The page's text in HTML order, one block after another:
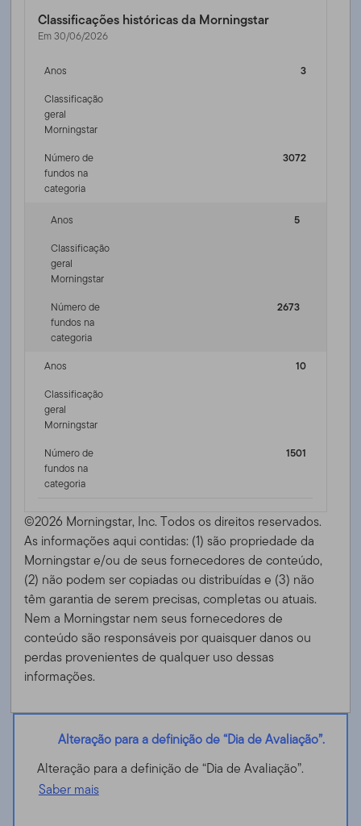
Classificações históricas da Morningstar
Em 30/06/2026
Anos
3
Classificação
geral
Morningstar
Número de
fundos na
categoria
3072
Anos
5
Classificação
geral
Morningstar
Número de
fundos na
categoria
2673
Anos
10
Classificação
geral
Morningstar
Número de
fundos na
categoria
1501
©2026 Morningstar, Inc. Todos os direitos reservados.
As informações aqui contidas: (1) são propriedade da
Morningstar e/ou de seus fornecedores de conteúdo,
(2) não podem ser copiadas ou distribuídas e (3) não
têm garantia de serem precisas, completas ou atuais.
Nem a Morningstar nem seus fornecedores de
conteúdo são responsáveis ​​por quaisquer danos ou
perdas provenientes de qualquer uso dessas
informações.
Alteração para a definição de “Dia de Avaliação”.
Alteração para a definição de “Dia de Avaliação”.
Saber mais